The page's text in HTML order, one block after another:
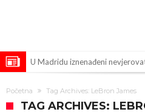
U Madridu iznenađeni
odabrao!
Marciniak objasnio zašto nije
Početna Tag Archives: LeBron James
TAG ARCHIVES: